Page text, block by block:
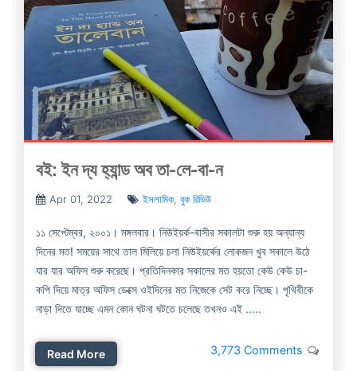
বই: ইন দ্য হ্যান্ড অব তা-লে-বা-ন
Apr 01, 2022 ইসলামিক, বুক রিভিউ
১১ সেপ্টেম্বর, ২০০১। মঙ্গলবার। নিউইয়র্ক-বাসীর সকালটা শুরু হয় অন্যান্য
দিনের মত! সময়ের সাথে তাল মিলিয়ে চলা নিউইয়র্কের লোকজন খুব সকালে উঠে
যার যার অফিস শুরু করেছে। প্রতিদিনকার সকালের মত হয়তো কেউ কেউ চা-
কপি দিয়ে মাত্র অফিস ডেক্সে ওইদিনের মত নিজেকে সেট করে নিচ্ছে। পৃথিবীকে
নাড়া দিতে যাচ্ছে এমন কোন ঘটনা ঘটতে চলেছে তখনও এই .....
Read More 3,773 Comments